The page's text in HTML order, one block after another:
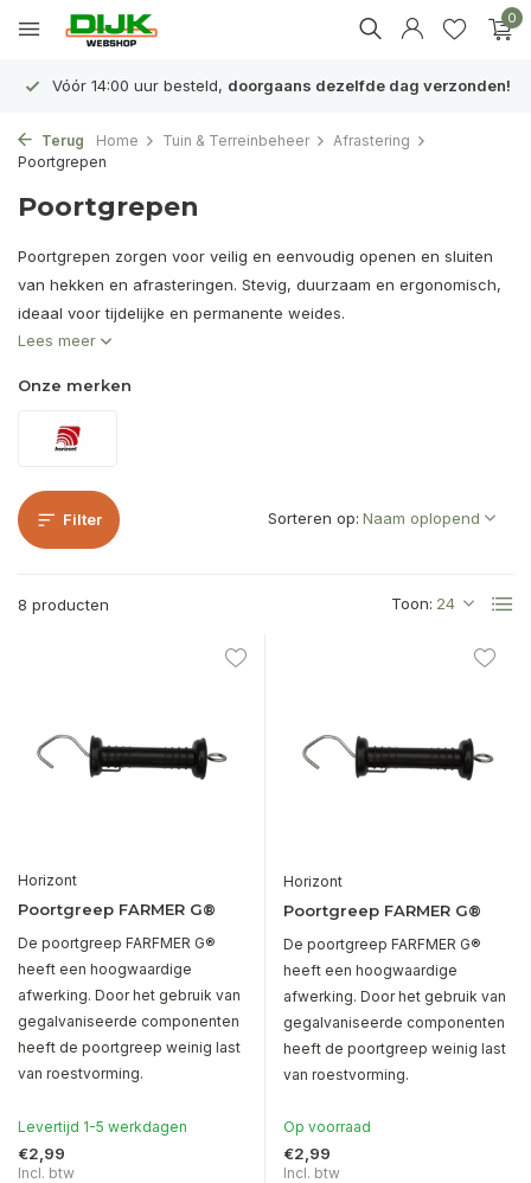
0
14:00 uur besteld,doorgaans dezelfde dag verzonden!
Terug Home Tuin & Terreinbeheer
Afrastering
Poortgrepen
Poortgrepen
Poortgrepen zorgen voor veilig en eenvoudig openen en sluiten
van hekken en afrasteringen. Stevig, duurzaam en ergonomisch,
ideaal voor tijdelijke en permanente weides.
Lees meer
Onze merken
Filter
8 producten Toon:
Sorteren op:
Horizont
Poortgreep FARMER G®
De poortgreep FARFMER G®
heeft een hoogwaardige
afwerking. Door het gebruik van
gegalvaniseerde componenten
heeft de poortgreep weinig last
van roestvorming.
Levertijd 1-5 werkdagen
€2,99
Incl. btw
Horizont
Poortgreep FARMER G®
De poortgreep FARFMER G®
heeft een hoogwaardige
afwerking. Door het gebruik van
gegalvaniseerde componenten
heeft de poortgreep weinig last
van roestvorming.
Op voorraad
€2,99
Incl. btw